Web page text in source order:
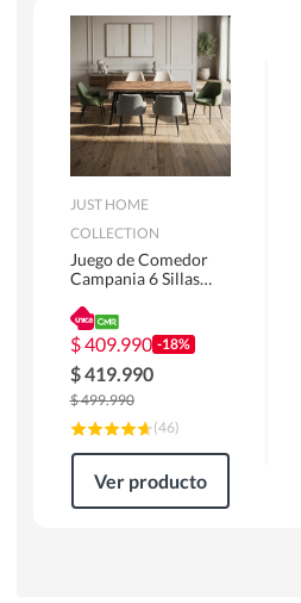
Escritorios y Sillas PC
Alfombras
JUST HOME
COLLECTION
Juego de Comedor
Campania 6 Sillas
180 x 90 x 76 cm
Café
$409.990 -18%
$419.990
$499.990
(46)
Ver producto